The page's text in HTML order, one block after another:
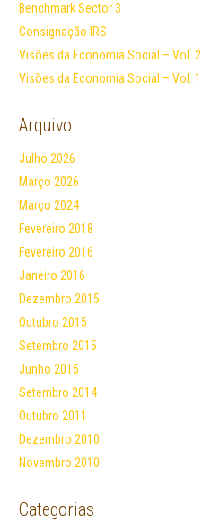
Benchmark Sector 3
Consignação IRS
Visões da Economia Social – Vol. 2
Visões da Economia Social – Vol. 1
Arquivo
Julho 2026
Março 2026
Março 2024
Fevereiro 2018
Fevereiro 2016
Janeiro 2016
Dezembro 2015
Outubro 2015
Setembro 2015
Junho 2015
Setembro 2014
Outubro 2011
Dezembro 2010
Novembro 2010
Categorias